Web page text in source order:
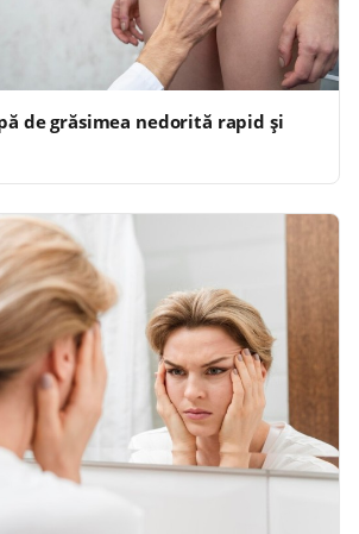
de grăsimea nedorită rapid și